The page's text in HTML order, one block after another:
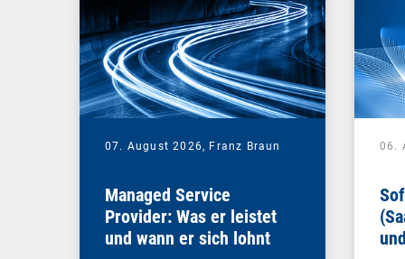
07. August 2026, Franz Braun
Managed Service
Provider: Was er leistet
und wann er sich lohnt
06.